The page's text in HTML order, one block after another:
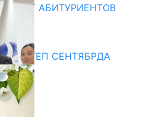
АБИТУРИЕНТОВ
МЕКТЕП СЕНТЯБРДА
сөзү